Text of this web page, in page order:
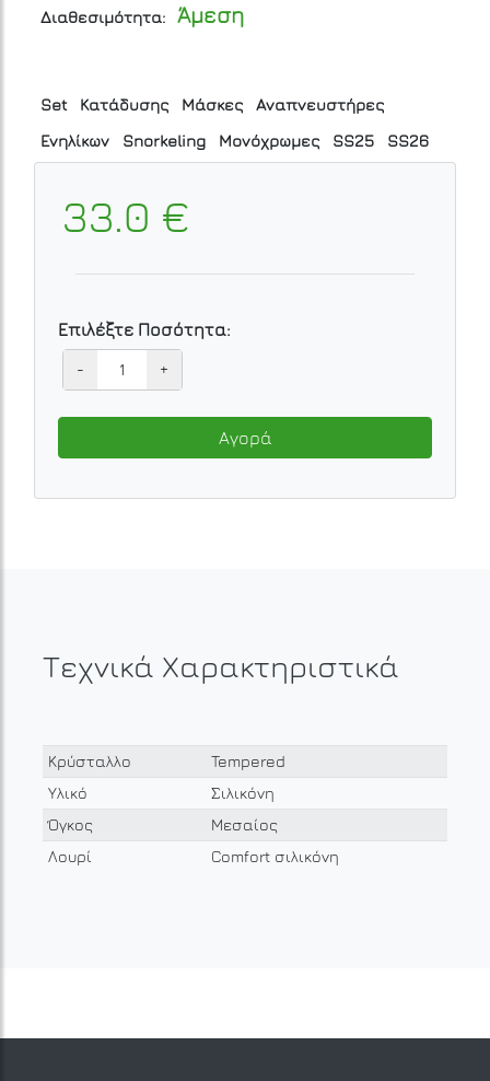
Διαθεσιμότητα: Άμεση
Set Κατάδυσης Μάσκες
Αναπνευστήρες
Ενηλίκων
Snorkeling Μονόχρωμες SS25 SS26
33.0 €
Επιλέξτε Ποσότητα:
- +
Αγορά
Τεχνικά Χαρακτηριστικά
Κρύσταλλο
Tempered
Υλικό
Σιλικόνη
Όγκος
Μεσαίος
Λουρί
Comfort σιλικόνη